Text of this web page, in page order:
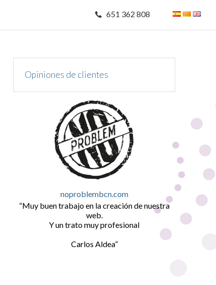
651 362 808
Opiniones de clientes
noproblembcn.com
Muy buen trabajo en la creación de nuestra
web.
Y un trato muy profesional
Carlos Aldea